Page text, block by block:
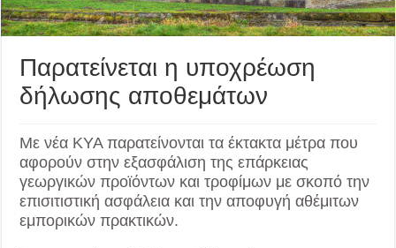
Παρατείνεται η υποχρέωση
δήλωσης αποθεμάτων
Με νέα ΚΥΑ παρατείνονται τα έκτακτα μέτρα που
αφορούν στην εξασφάλιση της επάρκειας
γεωργικών προϊόντων και τροφίμων με σκοπό την
επισιτιστική ασφάλεια και την αποφυγή αθέμιτων
εμπορικών πρακτικών.